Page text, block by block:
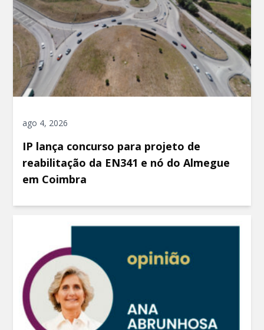
ago 4, 2026
IP lança concurso para projeto de
reabilitação da EN341 e nó do Almegue
em Coimbra